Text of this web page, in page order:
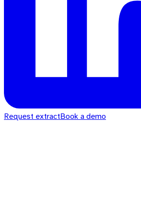
Request extractBook a demo